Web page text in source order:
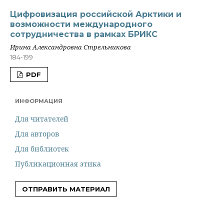
Цифровизация российской Арктики и
возможности международного
сотрудничества в рамках БРИКС
Ирина Александровна Стрельникова
184-199
PDF
ИНФОРМАЦИЯ
Для читателей
Для авторов
Для библиотек
Публикационная этика
ОТПРАВИТЬ МАТЕРИАЛ